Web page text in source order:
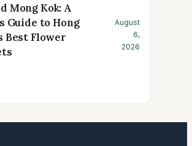
Mong Kok: A
Guide to Hong
Best Flower
August
6,
2026